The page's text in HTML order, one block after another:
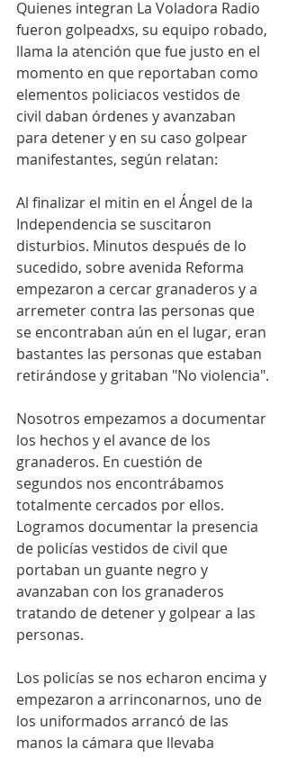
Quienes integran La Voladora Radio
fueron golpeadxs, su equipo robado,
llama la atención que fue justo en el
momento en que reportaban como
elementos policiacos vestidos de
civil daban órdenes y avanzaban
para detener y en su caso golpear
manifestantes, según relatan:
Al finalizar el mitin en el Ángel de la
Independencia se suscitaron
disturbios. Minutos después de lo
sucedido, sobre avenida Reforma
empezaron a cercar granaderos y a
arremeter contra las personas que
se encontraban aún en el lugar, eran
bastantes las personas que estaban
retirándose y gritaban "No violencia".
Nosotros empezamos a documentar
los hechos y el avance de los
granaderos. En cuestión de
segundos nos encontrábamos
totalmente cercados por ellos.
Logramos documentar la presencia
de policías vestidos de civil que
portaban un guante negro y
avanzaban con los granaderos
tratando de detener y golpear a las
personas.
Los policías se nos echaron encima y
empezaron a arrinconarnos, uno de
los uniformados arrancó de las
manos la cámara que llevaba